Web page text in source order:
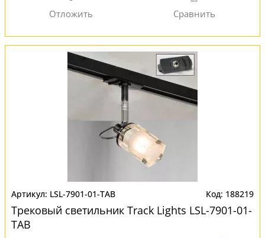
LSL-7901-01-TAB 188219
Трековый светильник Track Lights LSL-7901-01-
TAB